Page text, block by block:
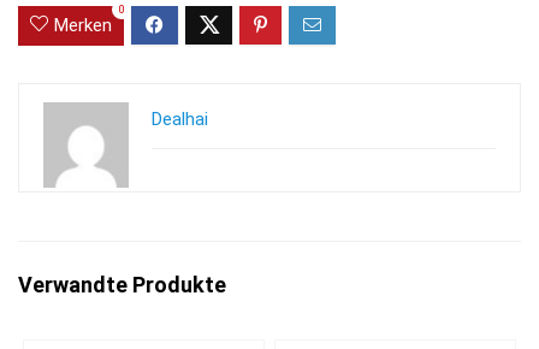
Merken
0
Dealhai
Verwandte Produkte